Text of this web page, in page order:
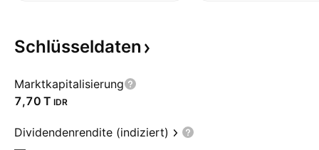
Schlüsseldaten
Marktkapitalisierung
‪7,70 T‬ IDR
Dividendenrendite (indiziert)